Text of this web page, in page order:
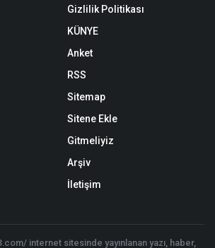
Gizlilik Politikası
KÜNYE
Anket
RSS
Sitemap
Sitene Ekle
Gitmeliyiz
Arşiv
İletişim
internet sitesinde yayınlanan yazı, haber,